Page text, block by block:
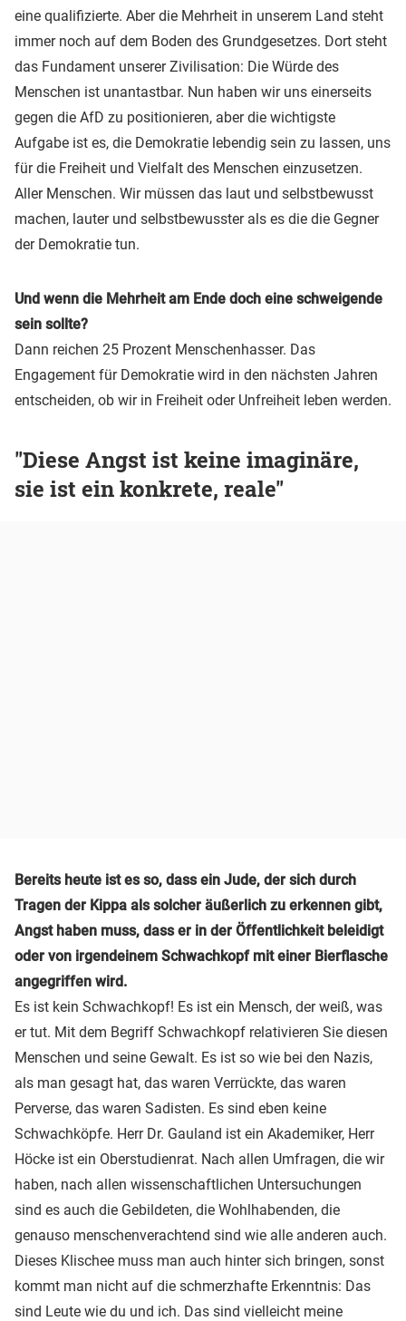
eine qualifizierte. Aber die Mehrheit in unserem Land steht
immer noch auf dem Boden des Grundgesetzes. Dort steht
das Fundament unserer Zivilisation: Die Würde des
Menschen ist unantastbar. Nun haben wir uns einerseits
gegen die AfD zu positionieren, aber die wichtigste
Aufgabe ist es, die Demokratie lebendig sein zu lassen, uns
für die Freiheit und Vielfalt des Menschen einzusetzen.
Aller Menschen. Wir müssen das laut und selbstbewusst
machen, lauter und selbstbewusster als es die die Gegner
der Demokratie tun.
Und wenn die Mehrheit am Ende doch eine schweigende
sein sollte?
Dann reichen 25 Prozent Menschenhasser. Das
Engagement für Demokratie wird in den nächsten Jahren
entscheiden, ob wir in Freiheit oder Unfreiheit leben werden.
"Diese Angst ist keine imaginäre,
sie ist ein konkrete, reale"
Bereits heute ist es so, dass ein Jude, der sich durch
Tragen der Kippa als solcher äußerlich zu erkennen gibt,
Angst haben muss, dass er in der Öffentlichkeit beleidigt
oder von irgendeinem Schwachkopf mit einer Bierflasche
angegriffen wird.
Es ist kein Schwachkopf! Es ist ein Mensch, der weiß, was
er tut. Mit dem Begriff Schwachkopf relativieren Sie diesen
Menschen und seine Gewalt. Es ist so wie bei den Nazis,
als man gesagt hat, das waren Verrückte, das waren
Perverse, das waren Sadisten. Es sind eben keine
Schwachköpfe. Herr Dr. Gauland ist ein Akademiker, Herr
Höcke ist ein Oberstudienrat. Nach allen Umfragen, die wir
haben, nach allen wissenschaftlichen Untersuchungen
sind es auch die Gebildeten, die Wohlhabenden, die
genauso menschenverachtend sind wie alle anderen auch.
Dieses Klischee muss man auch hinter sich bringen, sonst
kommt man nicht auf die schmerzhafte Erkenntnis: Das
sind Leute wie du und ich. Das sind vielleicht meine